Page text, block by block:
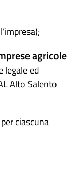
agricole
legale ed
Alto Salento
ciascuna